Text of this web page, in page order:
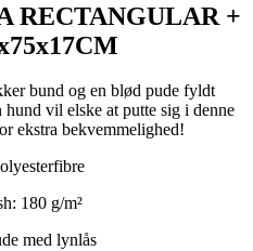
RECTANGULAR +
bund og en blød pude fyldt
vil elske at putte sig i denne
ekstra bekvemmelighed!
180 g/m²
med lynlås